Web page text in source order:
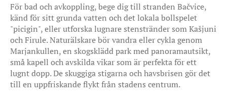
För bad och avkoppling, bege dig till stranden Bačvice,
känd för sitt grunda vatten och det lokala bollspelet
"picigin", eller utforska lugnare stenstränder som Kašjuni
och Firule. Naturälskare bör vandra eller cykla genom
Marjankullen, en skogsklädd park med panoramautsikt,
små kapell och avskilda vikar som är perfekta för ett
lugnt dopp. De skuggiga stigarna och havsbrisen gör det
till en uppfriskande flykt från stadens centrum.